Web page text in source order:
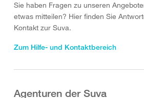
Sie haben Fragen zu unseren
etwas mitteilen? Hier finden Sie
Kontakt zur Suva.
Zum Hilfe- und Kontaktbereich
Agenturen der Suva